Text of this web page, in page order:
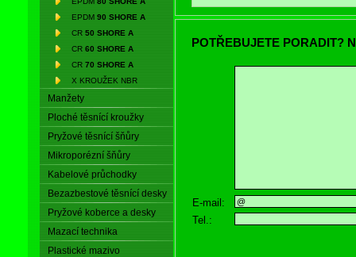
EPDM 90 SHORE A
CR 50 SHORE A
CR 60 SHORE A
CR 70 SHORE A
X KROUŽEK NBR
Manžety
Ploché těsnící kroužky
Pryžové těsnící šňůry
Mikroporézní šňůry
Kabelové průchodky
Bezazbestové těsnící desky
Pryžové koberce a desky
Mazací technika
Plastické mazivo
POTŘEBUJETE PORADIT?
E-mail:
Tel.: